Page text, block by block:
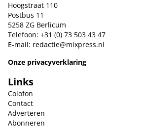
Hoogstraat 110
Postbus 11
5258 ZG Berlicum
Telefoon: +31 (0) 73 503 43 47
E-mail: redactie@mixpress.nl
Onze privacyverklaring
Links
Colofon
Contact
Adverteren
Abonneren